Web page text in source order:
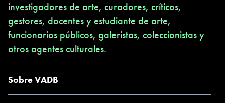
investigadores de arte, curadores, críticos,
gestores, docentes y estudiante de arte,
funcionarios públicos, galeristas, coleccionistas y
otros agentes culturales.
Sobre VADB